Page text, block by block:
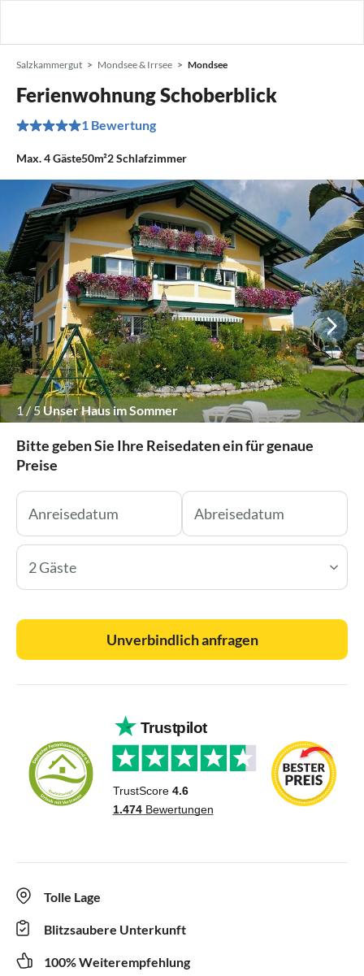
Salzkammergut Mondsee & Irrsee Mondsee
Ferienwohnung Schoberblick
1 Bewertung
Max.4Gäste50m²2Schlafzimmer
1/5 Unser Haus im Sommer
Bitte geben Sie Ihre Reisedaten ein für genaue
Preise
2 Gäste
Unverbindlich anfragen
Tolle Lage
Blitzsaubere Unterkunft
100% Weiterempfehlung